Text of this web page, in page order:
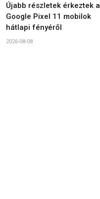
Újabb részletek érkeztek a
Google Pixel 11 mobilok
hátlapi fényéről
2026-08-08